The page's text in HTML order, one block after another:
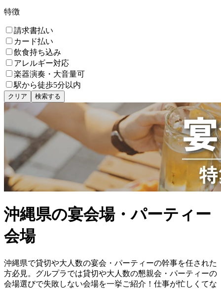
特徴
請求書払い
カード払い
飲食持ち込み
アレルギー対応
楽器演奏・大音量可
駅から徒歩5分以内
クリア 検索する
沖縄県の宴会場・パーティー
会場
沖縄県で貸切や大人数の宴会・パーティーの幹事を任された
方必見。グルプラでは貸切や大人数の懇親会・パーティーの
会場選びで失敗しない会場を一挙ご紹介！仕事が忙しくてな